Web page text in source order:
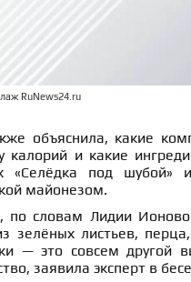
RuNews24.ru
объяснила, какие
калорий и какие
«Селёдка под шубой»
майонезом.
по словам Лидии
зелёных листьев,
— это совсем другой
заявила эксперт в